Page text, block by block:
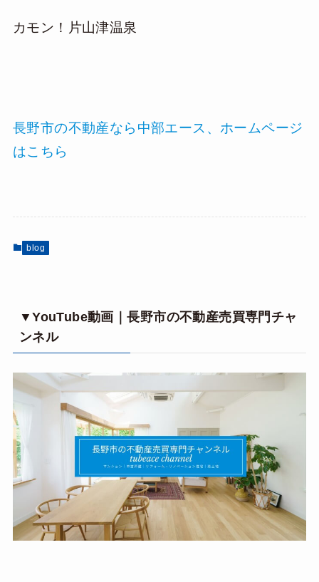
カモン！片山津温泉
長野市の不動産なら中部エース、ホームページ
はこちら
blog
▼YouTube動画｜長野市の不動産売買専門チャ
ンネル